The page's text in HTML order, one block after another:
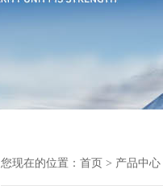
您现在的位置： 首页 > 产品中心